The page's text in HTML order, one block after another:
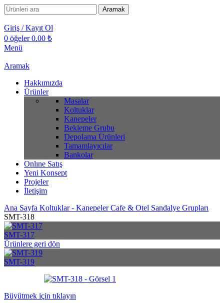
Aramak
Giriş / Kayıt Ol
0 öğeler 0.00 ₺
Menü
Aramak
Hakkımızda
Ürünler
Masalar
Koltuklar
Kanepeler
Bekleme Grubu
Depolama Ürünleri
Tamamlayıcılar
Bankolar
Onlıne Satış
Yeni Konsept
Projeler
İletişim
Ana Sayfa Koltuklar - KanepelerCafe & Otel Sandalye Grupları
SMT-318
SMT-317
Ürünlere geri dön
SMT-319
Büyütmek için tıklayın